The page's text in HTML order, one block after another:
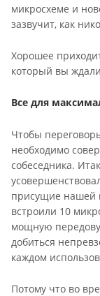
микросхеме и
зазвучит, как
Хорошее
который вы
Все для
Чтобы
необходимо
собеседника.
присущие нашей
встроили 10
мощную
добиться
каждом
Потому что во